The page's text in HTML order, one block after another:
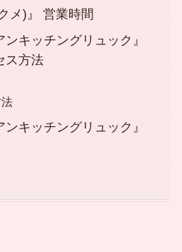
メ)』 営業時間
キッチングリュック』
ス方法
キッチングリュック』